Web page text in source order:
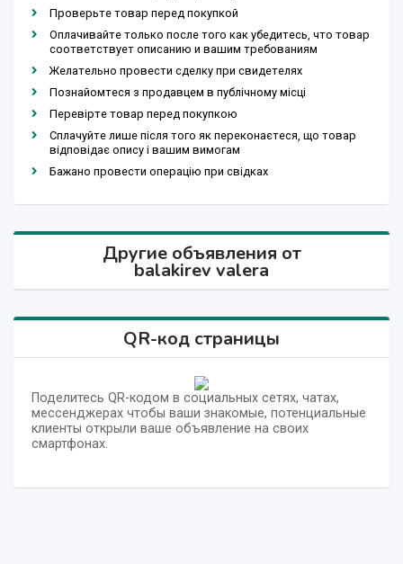
Проверьте товар перед покупкой
Оплачивайте только после того как убедитесь, что товар
соответствует описанию и вашим требованиям
Желательно провести сделку при свидетелях
Познайомтеся з продавцем в публічному місці
Перевірте товар перед покупкою
Сплачуйте лише після того як переконаєтеся, що товар
відповідає опису і вашим вимогам
Бажано провести операцію при свідках
Другие объявления от
balakirev valera
QR-код страницы
Поделитесь QR-кодом в социальных сетях, чатах,
мессенджерах чтобы ваши знакомые, потенциальные
клиенты открыли ваше объявление на своих
смартфонах.